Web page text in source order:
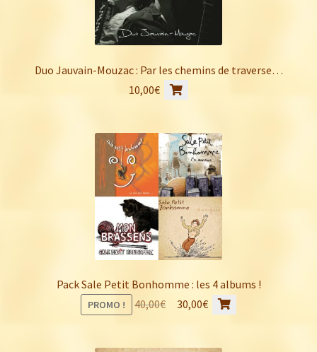
Duo Jauvain-Mouzac : Par les chemins de traverse…
10,00€
Pack Sale Petit Bonhomme : les 4 albums !
PROMO ! 40,00€
Le30,00€ Le